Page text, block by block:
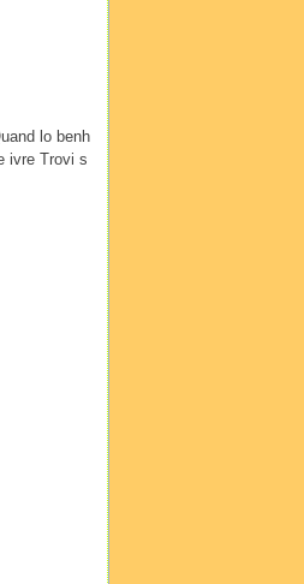
lo benh
ivre Trovi s